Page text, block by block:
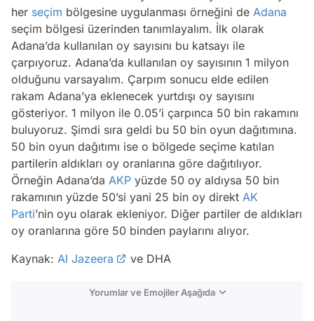
her seçim bölgesine uygulanması örneğini de Adana
seçim bölgesi üzerinden tanımlayalım. İlk olarak
Adana’da kullanılan oy sayısını bu katsayı ile
çarpıyoruz. Adana’da kullanılan oy sayısının 1 milyon
olduğunu varsayalım. Çarpım sonucu elde edilen
rakam Adana’ya eklenecek yurtdışı oy sayısını
gösteriyor. 1 milyon ile 0.05’i çarpınca 50 bin rakamını
buluyoruz. Şimdi sıra geldi bu 50 bin oyun dağıtımına.
50 bin oyun dağıtımı ise o bölgede seçime katılan
partilerin aldıkları oy oranlarına göre dağıtılıyor.
Örneğin Adana’da AKP yüzde 50 oy aldıysa 50 bin
rakamının yüzde 50’si yani 25 bin oy direkt AK
Parti’nin oyu olarak ekleniyor. Diğer partiler de aldıkları
oy oranlarına göre 50 binden paylarını alıyor.
Kaynak: Al Jazeera ve DHA
Yorumlar ve Emojiler Aşağıda